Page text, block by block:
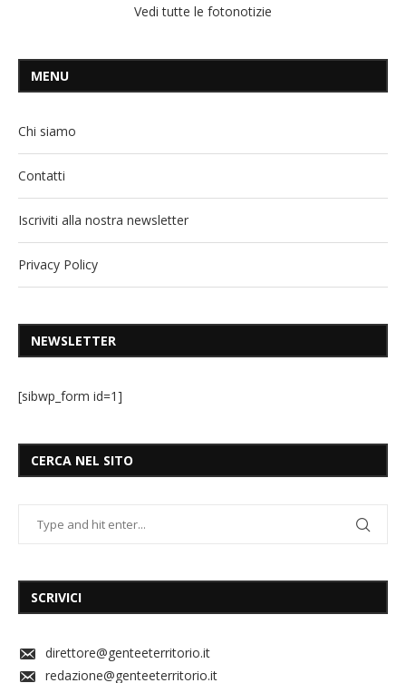
Vedi tutte le fotonotizie
MENU
Chi siamo
Contatti
Iscriviti alla nostra newsletter
Privacy Policy
NEWSLETTER
[sibwp_form id=1]
CERCA NEL SITO
SCRIVICI
direttore@genteeterritorio.it
redazione@genteeterritorio.it